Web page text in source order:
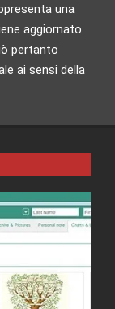
una
aggiornato
pertanto
ai sensi della